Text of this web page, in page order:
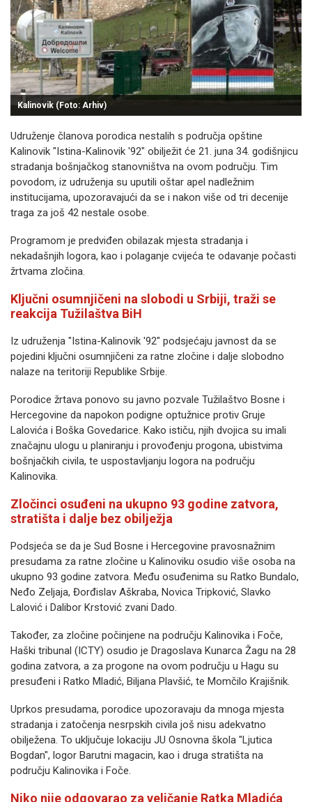
Kalinovik (Foto: Arhiv)
Udruženje članova porodica nestalih s područja opštine
Kalinovik "Istina-Kalinovik '92" obilježit će 21. juna 34. godišnjicu
stradanja bošnjačkog stanovništva na ovom području. Tim
povodom, iz udruženja su uputili oštar apel nadležnim
institucijama, upozoravajući da se i nakon više od tri decenije
traga za još 42 nestale osobe.
Programom je predviđen obilazak mjesta stradanja i
nekadašnjih logora, kao i polaganje cvijeća te odavanje počasti
žrtvama zločina.
Ključni osumnjičeni na slobodi u Srbiji, traži se
reakcija Tužilaštva BiH
Iz udruženja "Istina-Kalinovik '92" podsjećaju javnost da se
pojedini ključni osumnjičeni za ratne zločine i dalje slobodno
nalaze na teritoriji Republike Srbije.
Porodice žrtava ponovo su javno pozvale Tužilaštvo Bosne i
Hercegovine da napokon podigne optužnice protiv Gruje
Lalovića i Boška Govedarice. Kako ističu, njih dvojica su imali
značajnu ulogu u planiranju i provođenju progona, ubistvima
bošnjačkih civila, te uspostavljanju logora na području
Kalinovika.
Zločinci osuđeni na ukupno 93 godine zatvora,
stratišta i dalje bez obilježja
Podsjeća se da je Sud Bosne i Hercegovine pravosnažnim
presudama za ratne zločine u Kalinoviku osudio više osoba na
ukupno 93 godine zatvora. Među osuđenima su Ratko Bundalo,
Neđo Zeljaja, Đorđislav Aškraba, Novica Tripković, Slavko
Lalović i Dalibor Krstović zvani Dado.
Također, za zločine počinjene na području Kalinovika i Foče,
Haški tribunal (ICTY) osudio je Dragoslava Kunarca Žagu na 28
godina zatvora, a za progone na ovom području u Hagu su
presuđeni i Ratko Mladić, Biljana Plavšić, te Momčilo Krajišnik.
Uprkos presudama, porodice upozoravaju da mnoga mjesta
stradanja i zatočenja nesrpskih civila još nisu adekvatno
obilježena. To uključuje lokaciju JU Osnovna škola "Ljutica
Bogdan", logor Barutni magacin, kao i druga stratišta na
području Kalinovika i Foče.
Niko nije odgovarao za veličanje Ratka Mladića